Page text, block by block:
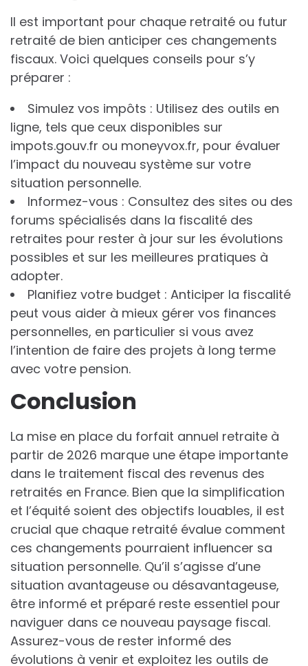
Il est important pour chaque retraité ou futur
retraité de bien anticiper ces changements
fiscaux. Voici quelques conseils pour s’y
préparer :
Simulez vos impôts : Utilisez des outils en
ligne, tels que ceux disponibles sur
impots.gouv.fr ou moneyvox.fr, pour évaluer
l’impact du nouveau système sur votre
situation personnelle.
Informez-vous : Consultez des sites ou des
forums spécialisés dans la fiscalité des
retraites pour rester à jour sur les évolutions
possibles et sur les meilleures pratiques à
adopter.
Planifiez votre budget : Anticiper la fiscalité
peut vous aider à mieux gérer vos finances
personnelles, en particulier si vous avez
l’intention de faire des projets à long terme
avec votre pension.
Conclusion
La mise en place du forfait annuel retraite à
partir de 2026 marque une étape importante
dans le traitement fiscal des revenus des
retraités en France. Bien que la simplification
et l’équité soient des objectifs louables, il est
crucial que chaque retraité évalue comment
ces changements pourraient influencer sa
situation personnelle. Qu’il s’agisse d’une
situation avantageuse ou désavantageuse,
être informé et préparé reste essentiel pour
naviguer dans ce nouveau paysage fiscal.
Assurez-vous de rester informé des
évolutions à venir et exploitez les outils de